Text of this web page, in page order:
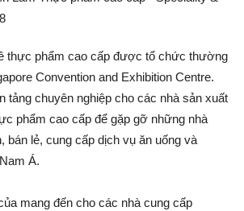
thực phẩm cao cấp được tổ chức thường
Convention and Exhibition Centre.
tảng chuyên nghiệp cho các nhà sản xuất
phẩm cao cấp để gặp gỡ những nhà
bán lẻ, cung cấp dịch vụ ăn uống và
Á.
mang đến cho các nhà cung cấp